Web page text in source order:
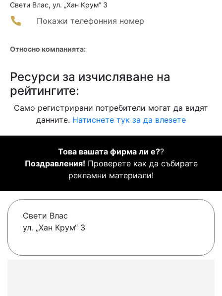
Свети Влас, ул. „Хан Крум“ 3
Покажи телефонния номер
Относно компанията:
Ресурси за изчисляване на
рейтингите:
Само регистрирани потребители могат да видят
данните. Натиснете тук за да влезете
Това вашата фирма ли е??
Поздравления! Проверете как да събирате
рекламни материали!
Свети Влас
ул. „Хан Крум“ 3